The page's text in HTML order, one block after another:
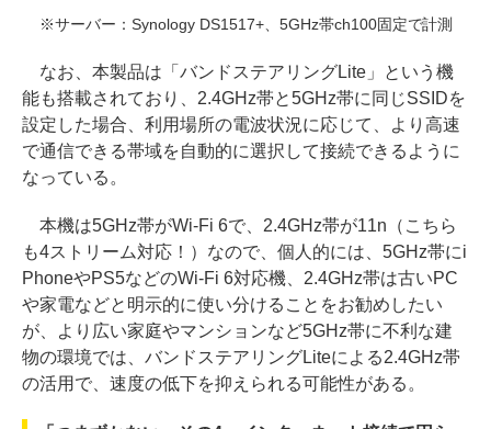
※サーバー：Synology DS1517+、5GHz帯ch100固定で計測
なお、本製品は「バンドステアリングLite」という機
能も搭載されており、2.4GHz帯と5GHz帯に同じSSIDを
設定した場合、利用場所の電波状況に応じて、より高速
で通信できる帯域を自動的に選択して接続できるように
なっている。
本機は5GHz帯がWi-Fi 6で、2.4GHz帯が11n（こちら
も4ストリーム対応！）なので、個人的には、5GHz帯にi
PhoneやPS5などのWi-Fi 6対応機、2.4GHz帯は古いPC
や家電などと明示的に使い分けることをお勧めしたい
が、より広い家庭やマンションなど5GHz帯に不利な建
物の環境では、バンドステアリングLiteによる2.4GHz帯
の活用で、速度の低下を抑えられる可能性がある。